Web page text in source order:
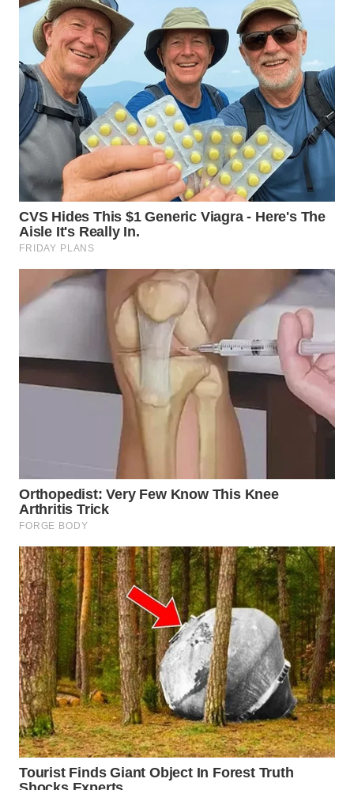
LAWAS
WN
SUMEDANG
WN
CIANJUR
WN
KEPULAUAN
SERIBU
WN
WN
WN
WN
KUNINGAN
MAJALENGKA
WN
SUBANG
WN
SUKABUMI
WN
PURWAKARTA
WN
PRIANGAN